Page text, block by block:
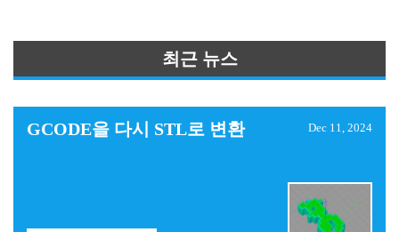
최근 뉴스
GCODE을 다시 STL로 변환 Dec 11, 2024